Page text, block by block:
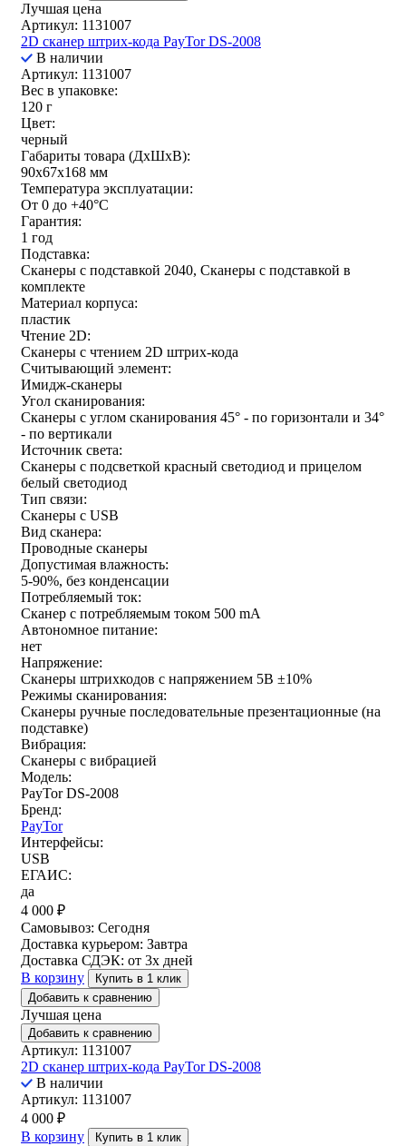
Лучшая цена
Артикул: 1131007
2D сканер штрих-кода PayTor DS-2008
В наличии
Артикул: 1131007
Вес в упаковке:
120 г
Цвет:
черный
Габариты товара (ДxШxВ):
90x67x168 мм
Температура эксплуатации:
От 0 до +40°С
Гарантия:
1 год
Подставка:
Сканеры с подставкой 2040, Сканеры с подставкой в
комплекте
Материал корпуса:
пластик
Чтение 2D:
Сканеры с чтением 2D штрих-кода
Считывающий элемент:
Имидж-сканеры
Угол сканирования:
Сканеры с углом сканирования 45° - по горизонтали и 34°
- по вертикали
Источник света:
Сканеры с подсветкой красный светодиод и прицелом
белый светодиод
Тип связи:
Сканеры с USB
Вид сканера:
Проводные сканеры
Допустимая влажность:
5-90%, без конденсации
Потребляемый ток:
Сканер с потребляемым током 500 mA
Автономное питание:
нет
Напряжение:
Сканеры штрихкодов с напряжением 5В ±10%
Режимы сканирования:
Сканеры ручные последовательные презентационные (на
подставке)
Вибрация:
Сканеры с вибрацией
Модель:
PayTor DS-2008
Бренд:
PayTor
Интерфейсы:
USB
ЕГАИС:
да
4 000 ₽
Самовывоз: Сегодня
Доставка курьером: Завтра
Доставка СДЭК: от 3х дней
В корзину
Купить в 1 клик
Добавить к сравнению
Лучшая цена
Добавить к сравнению
Артикул: 1131007
2D сканер штрих-кода PayTor DS-2008
В наличии
Артикул: 1131007
4 000 ₽
В корзину
Купить в 1 клик